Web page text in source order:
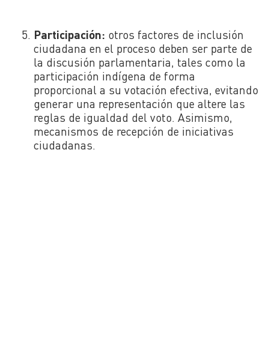
Participación: otros factores de inclusión
ciudadana en el proceso deben ser parte de
la discusión parlamentaria, tales como la
participación indígena de forma
proporcional a su votación efectiva, evitando
generar una representación que altere las
reglas de igualdad del voto. Asimismo,
mecanismos de recepción de iniciativas
ciudadanas.